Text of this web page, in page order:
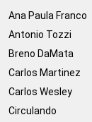
Ana Paula Franco
Antonio Tozzi
Breno DaMata
Carlos Martinez
Carlos Wesley
Circulando